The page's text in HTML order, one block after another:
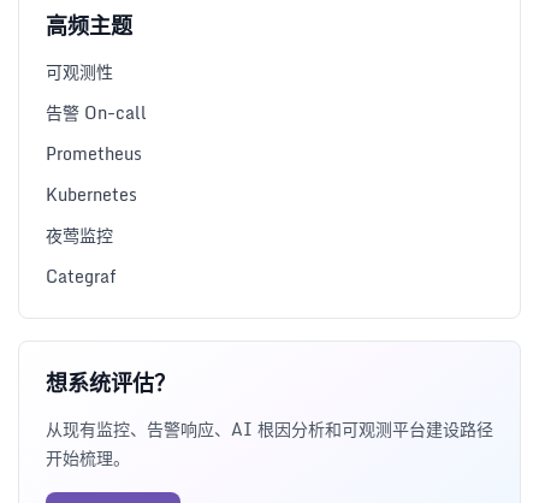
高频主题
可观测性
告警 On-call
Prometheus
Kubernetes
夜莺监控
Categraf
想系统评估？
从现有监控、告警响应、AI 根因分析和可观测平台建设路径
开始梳理。